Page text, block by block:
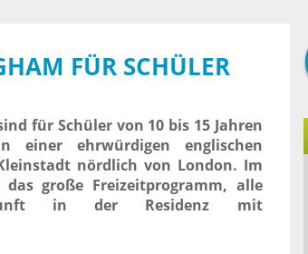
FÜR SCHÜLER
für Schüler von 10 bis 15 Jahren
einer ehrwürdigen englischen
nördlich von London. Im
große Freizeitprogramm, alle
in der Residenz mit